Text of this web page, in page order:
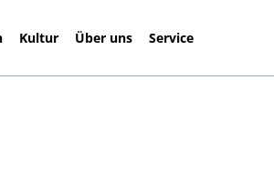
Kultur Über uns Service